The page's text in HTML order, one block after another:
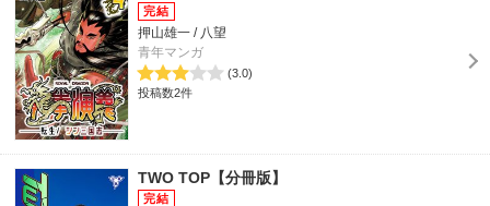
押山雄一 / 八望
青年マンガ
(3.0)
投稿数2件
TWO TOP【分冊版】